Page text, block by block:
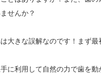
せんか？
大きな誤解なのです！まず
に利用して自然の力で歯を